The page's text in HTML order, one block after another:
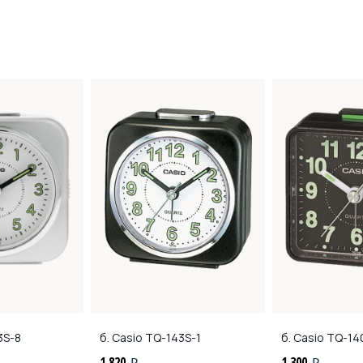
8 б. Casio TQ-143S-1 б. Casio TQ-